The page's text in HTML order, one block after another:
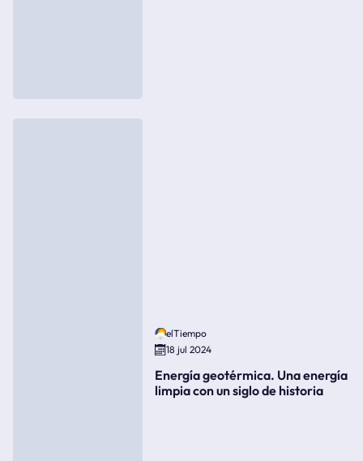
elTiempo
18 jul 2024
Energía geotérmica. Una energía
limpia con un siglo de historia